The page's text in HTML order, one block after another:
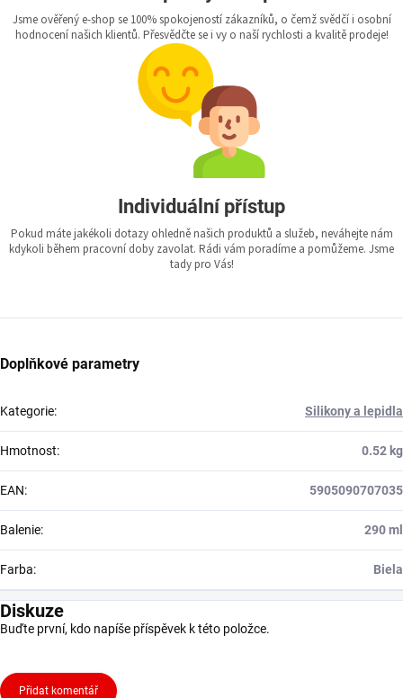
Jsme ověřený e-shop se 100% spokojeností zákazníků, o čemž svědčí i osobní
hodnocení našich klientů. Přesvědčte se i vy o naší rychlosti a kvalitě prodeje!
Individuální přístup
Pokud máte jakékoli dotazy ohledně našich produktů a služeb, neváhejte nám
kdykoli během pracovní doby zavolat. Rádi vám poradíme a pomůžeme. Jsme
tady pro Vás!
Doplňkové parametry
Kategorie: Silikony a lepidla
Hmotnost: 0.52 kg
EAN: 5905090707035
Balenie: 290 ml
Farba: Biela
Diskuze
Buďte první, kdo napíše příspěvek k této položce.
Přidat komentář